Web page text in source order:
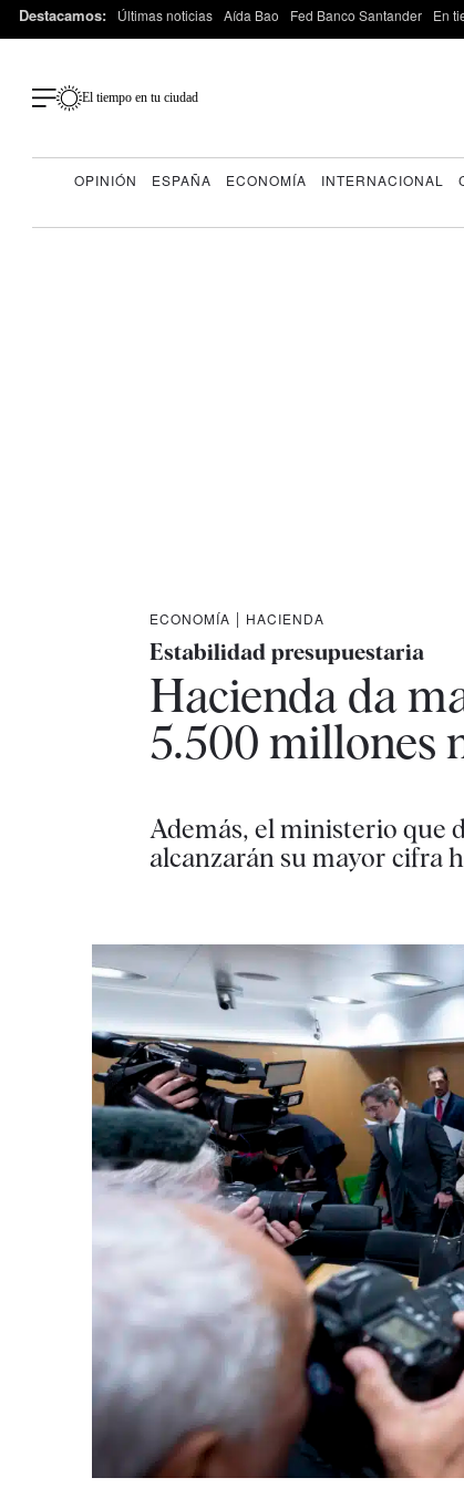
Destacamos: Últimas noticias Aída Bao Fed Banco Santander En
El tiempo en tu ciudad
OPINIÓN ESPAÑA ECONOMÍA INTERNACIONAL
ECONOMÍA | HACIENDA
Estabilidad presupuestaria
Hacienda da
5.500 millones
Además, el ministerio que
alcanzarán su mayor cifra